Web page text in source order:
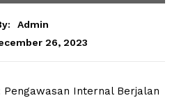
Admin
26, 2023
Pengawasan Internal Berjalan